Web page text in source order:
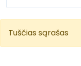
Tuščias sąrašas